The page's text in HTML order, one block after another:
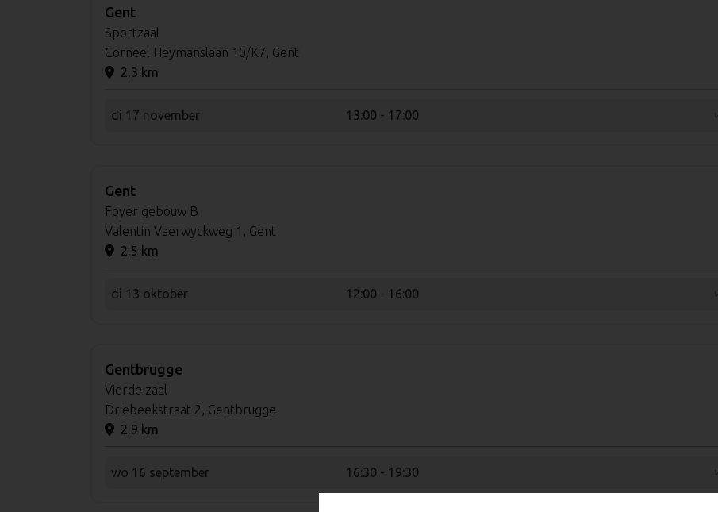
Gent
Sportzaal
Corneel Heymanslaan 10/K7, Gent
2,3 km
di 17 november 13:00 - 17:00
Gent
Foyer gebouw B
Valentin Vaerwyckweg 1, Gent
2,5 km
di 13 oktober 12:00 - 16:00
Gentbrugge
Vierde zaal
Driebeekstraat 2, Gentbrugge
2,9 km
wo 16 september 16:30 - 19:30